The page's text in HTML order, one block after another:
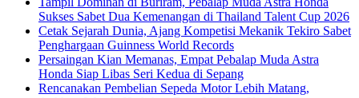
Sukses Sabet Dua Kemenangan di Thailand Talent Cup 2026
Cetak Sejarah Dunia, Ajang Kompetisi Mekanik Tekiro Sabet
Penghargaan Guinness World Records
Persaingan Kian Memanas, Empat Pebalap Muda Astra
Honda Siap Libas Seri Kedua di Sepang
Rencanakan Pembelian Sepeda Motor Lebih Matang,